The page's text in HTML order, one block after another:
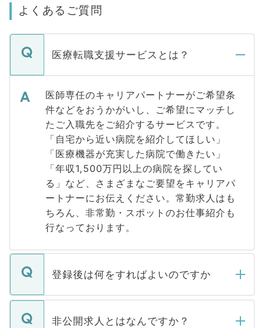
よくあるご質問
医療転職支援サービスとは？
医師専任のキャリアパートナーがご希望条
件などをおうかがいし、ご希望にマッチし
たご入職先をご紹介するサービスです。
「自宅から近い病院を紹介してほしい」
「医療機器が充実した病院で働きたい」
「年収1,500万円以上の病院を探してい
る」など、さまざまなご要望をキャリアパ
ートナーにお伝えください。常勤求人はも
ちろん、非常勤・スポットのお仕事紹介も
行なっております。
登録後は何をすればよいのですか
ご登録いただきましたら、弊社担当者がご
登録内容を確認し、その後メールもしくは
非公開求人とはなんですか？